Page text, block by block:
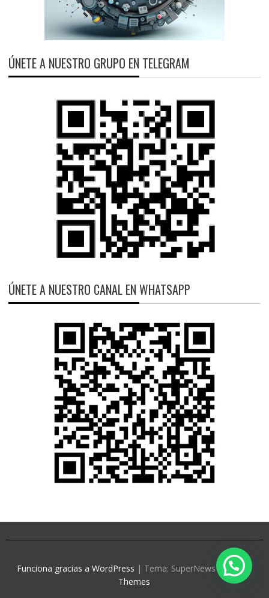
ÚNETE A NUESTRO GRUPO EN TELEGRAM
ÚNETE A NUESTRO CANAL EN WHATSAPP
Funciona gracias a WordPress | Tema: SuperNews deAcme
Themes